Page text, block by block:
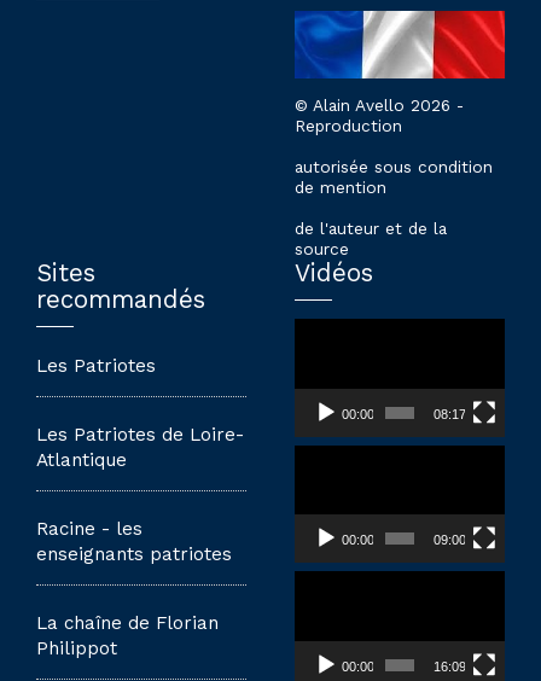
© Alain Avello 2026 -
Reproduction
autorisée sous condition
de mention
de l'auteur et de la
source
Sites
recommandés
Les Patriotes
Les Patriotes de Loire-
Atlantique
Racine - les
enseignants patriotes
La chaîne de Florian
Philippot
Vidéos
00:00 08:17
00:00 09:00
00:00 16:09